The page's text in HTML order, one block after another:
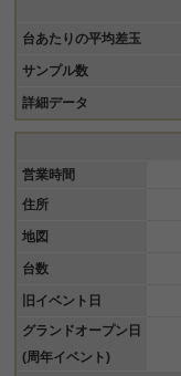
台あたりの平均差玉
サンプル数
詳細データ
営業時間
住所
地図
台数
旧イベント日
グランドオープン日
(周年イベント)